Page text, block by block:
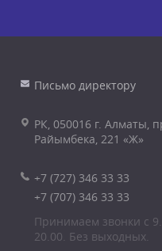
Письмо директору
РК, 050016 г. Алматы,
Райымбека, 221 «Ж»
+7 (727) 346 33 33
+7 (707) 346 33 33
Принимаем звонки с
20.00. Без выходных.